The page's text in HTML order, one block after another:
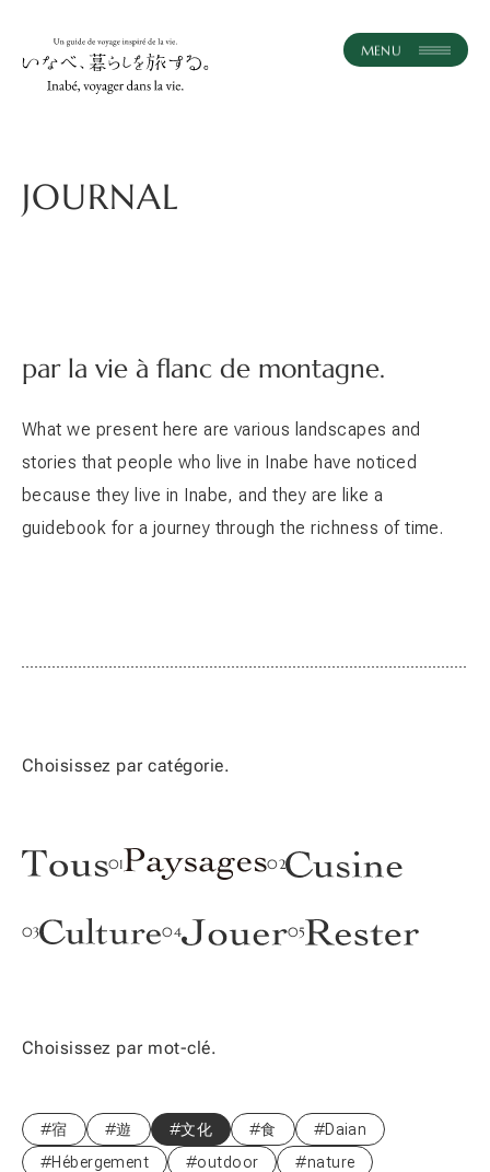
JA FR
JOURNAL
SOUVENIRS
SE CONNECTER
NOUVELLES
JOURNAL
par la vie à flanc de montagne.
What we present here are various landscapes and
stories that people who live in Inabe have noticed
because they live in Inabe, and they are like a
guidebook for a journey through the richness of time.
Choisissez par catégorie.
Choisissez par mot-clé.
#宿 #遊 #文化 #食
#Daian
#Hébergement
#outdoor #nature